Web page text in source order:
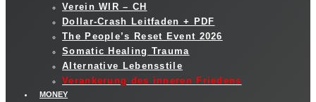
Verein WIR – CH
Dollar-Crash Leitfaden + PDF
The People’s Reset Event 2026
Somatic Healing Trauma
Alternative Lebensstile
Verankerung des inneren Friedens
MONEY